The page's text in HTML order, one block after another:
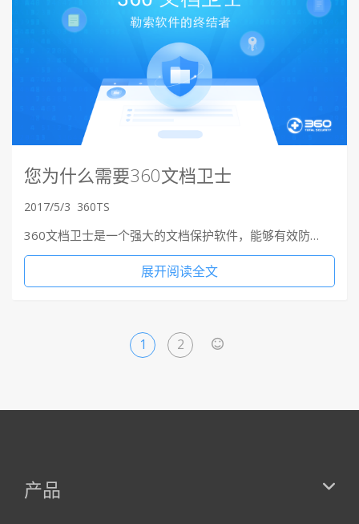
您为什么需要360文档卫士
2017/5/3 360TS
360文档卫士是一个强大的文档保护软件，能够有效防…
展开阅读全文
1 2
产品